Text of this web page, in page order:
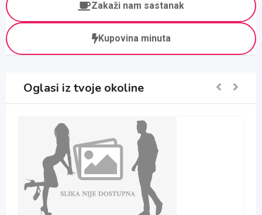
Zakaži nam sastanak
Kupovina minuta
Oglasi iz tvoje okoline